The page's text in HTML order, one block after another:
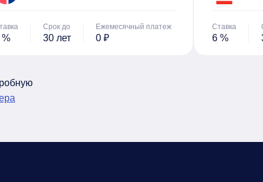
%
Срок до
30 лет
Ежемесячный платеж
0 ₽
Ставка
6 %